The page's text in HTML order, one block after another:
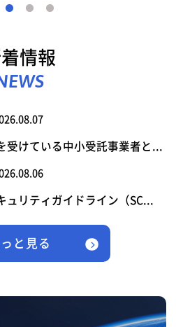
情報
受けている中小受託事業者と...
ュリティガイドライン（SC...
と見る